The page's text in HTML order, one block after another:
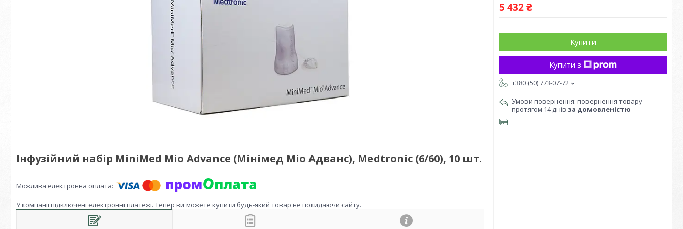
Інфузійний набір MiniMed Mio Advance (Мінімед Міо Адванс), Medtronic (6/60), 10 шт.
У компанії підключені електронні платежі. Тепер ви можете купити будь-який товар не покидаючи сайту.
5 432 ₴
Купити
Купити з
+380 (50) 773-07-72
повернення товару
протягом 14 днів за домовленістю